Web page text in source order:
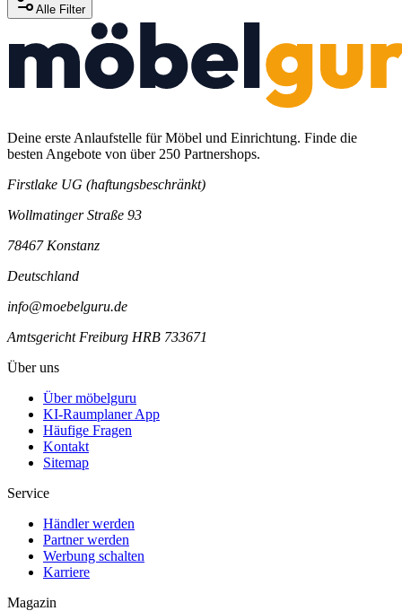
Alle Filter
Deine erste Anlaufstelle für Möbel und Einrichtung. Finde die
besten Angebote von über 250 Partnershops.
Firstlake UG (haftungsbeschränkt)
Wollmatinger Straße 93
78467 Konstanz
Deutschland
info@moebelguru.de
Amtsgericht Freiburg HRB 733671
Über uns
Über möbelguru
KI-Raumplaner App
Häufige Fragen
Kontakt
Sitemap
Service
Händler werden
Partner werden
Werbung schalten
Karriere
Magazin